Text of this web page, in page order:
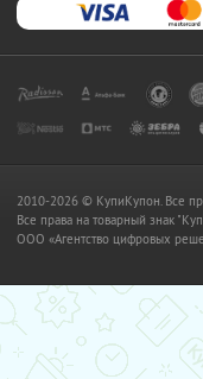
2010-2026 © КупиКупон. Все
Все права на товарный знак
OOO «Агентство цифровых